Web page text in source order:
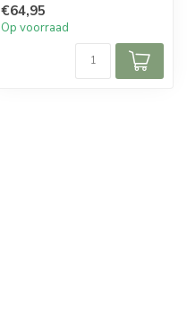
Details:...
€64,95
Op voorraad